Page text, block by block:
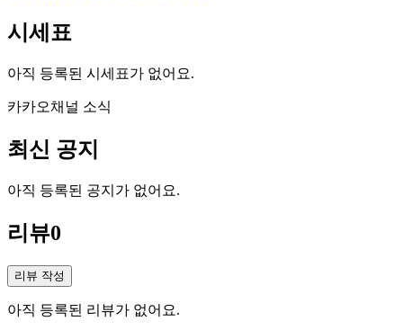
시세표
아직 등록된 시세표가 없어요.
카카오채널 소식
최신 공지
아직 등록된 공지가 없어요.
리뷰0
리뷰 작성
아직 등록된 리뷰가 없어요.